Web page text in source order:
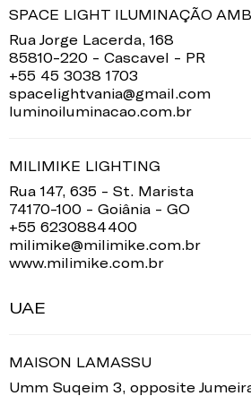
SPACE LIGHT ILUMINAÇÃO
Rua Jorge Lacerda, 168
85810-220 - Cascavel - PR
+55 45 3038 1703
spacelightvania@gmail.com
luminoiluminacao.com.br
MILIMIKE LIGHTING
Rua 147, 635 - St. Marista
74170-100 - Goiânia - GO
+55 6230884400
milimike@milimike.com.br
www.milimike.com.br
UAE
MAISON LAMASSU
Umm Suqeim 3, opposite